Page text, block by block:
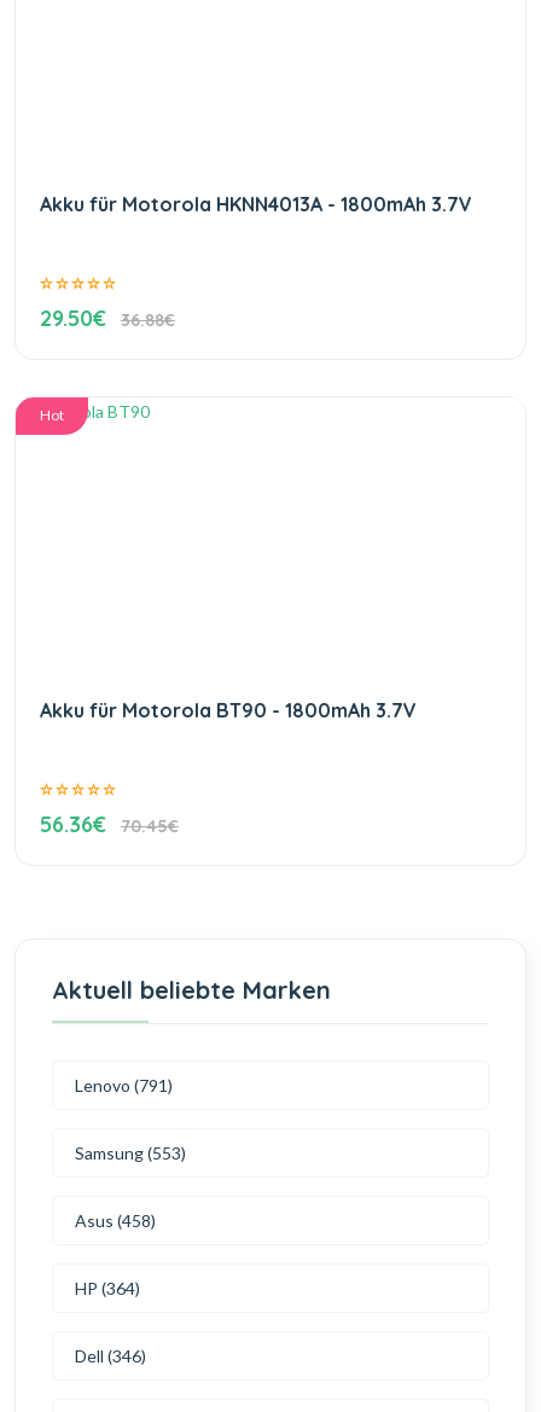
Akku für Motorola HKNN4013A - 1800mAh 3.7V
29.50€ 36.88€
Hot
Akku für Motorola BT90 - 1800mAh 3.7V
56.36€ 70.45€
Aktuell beliebte Marken
Lenovo (791)
Samsung (553)
Asus (458)
HP (364)
Dell (346)